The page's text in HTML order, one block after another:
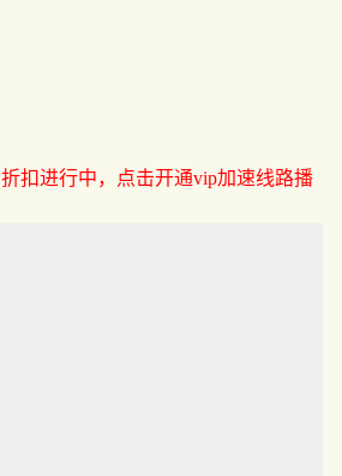
折扣进行中，点击开通vip加速线路播